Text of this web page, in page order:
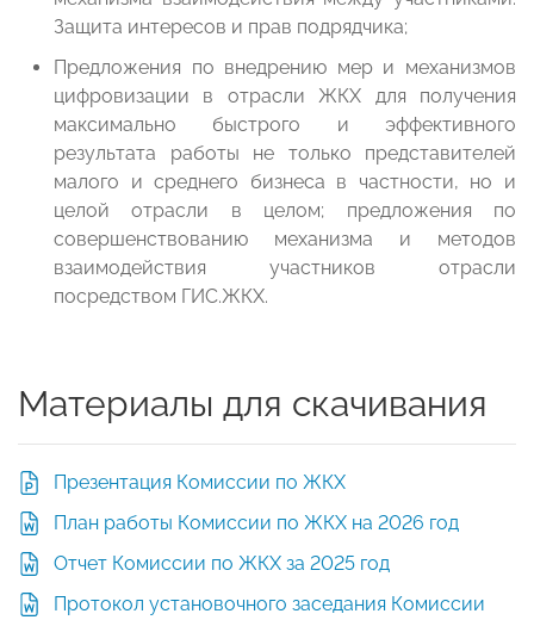
Защита интересов и прав подрядчика;
Предложения по внедрению мер и механизмов
цифровизации в отрасли ЖКХ для получения
максимально быстрого и эффективного
результата работы не только представителей
малого и среднего бизнеса в частности, но и
целой отрасли в целом; предложения по
совершенствованию механизма и методов
взаимодействия участников отрасли
посредством ГИС.ЖКХ.
Материалы для скачивания
Презентация Комиссии по ЖКХ
План работы Комиссии по ЖКХ на 2026 год
Отчет Комиссии по ЖКХ за 2025 год
Протокол установочного заседания Комиссии